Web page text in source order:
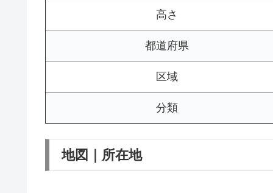
高さ
都道府県
区域
分類
地図｜所在地